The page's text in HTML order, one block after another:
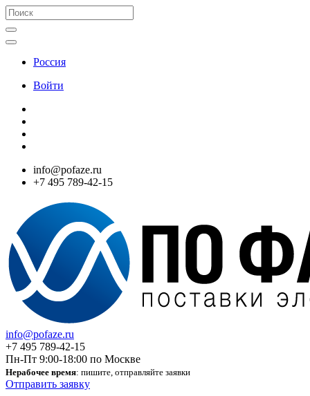
Россия
Войти
info@pofaze.ru
+7 495 789-42-15
info@pofaze.ru
+7 495 789-42-15
Пн-Пт 9:00-18:00 по Москве
Нерабочее время: пишите, отправляйте заявки
Отправить заявку